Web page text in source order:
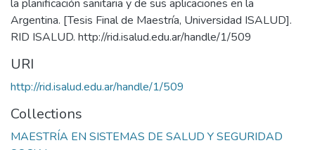
la planificación sanitaria y de sus aplicaciones en la
Argentina. [Tesis Final de Maestría, Universidad ISALUD].
RID ISALUD. http://rid.isalud.edu.ar/handle/1/509
URI
http://rid.isalud.edu.ar/handle/1/509
Collections
MAESTRÍA EN SISTEMAS DE SALUD Y SEGURIDAD